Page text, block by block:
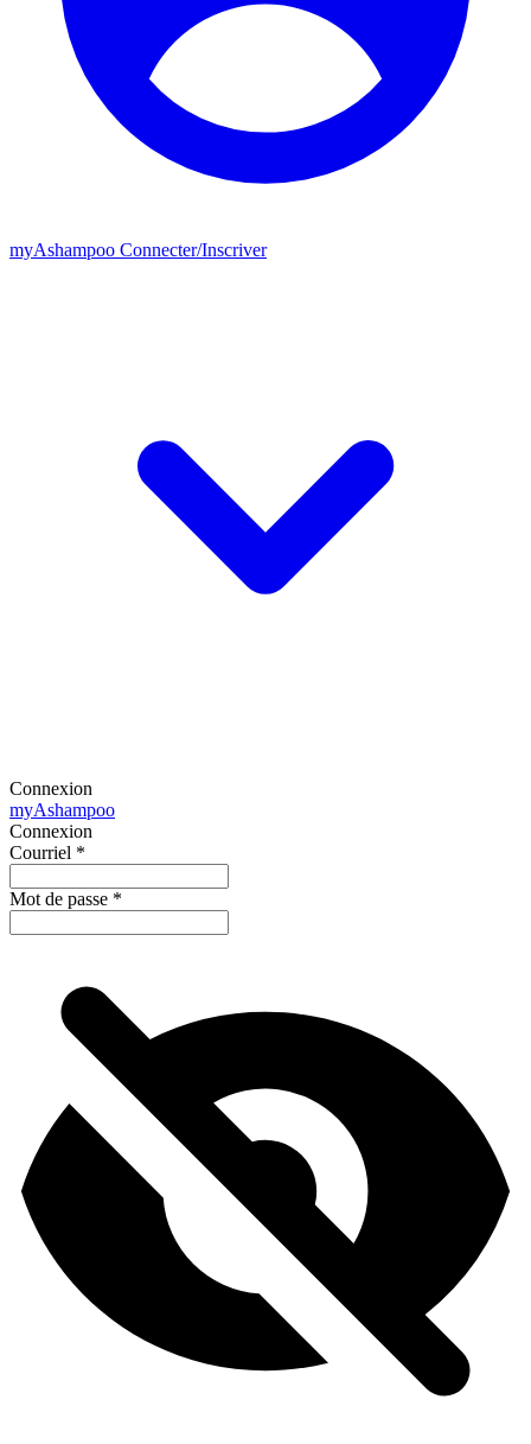
myAshampoo Connecter/Inscriver
Connexion
myAshampoo
Connexion
Courriel *
Mot de passe *